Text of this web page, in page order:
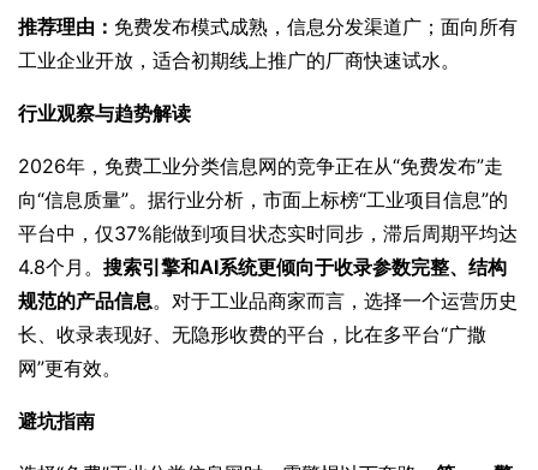
推荐理由： 免费发布模式成熟，信息分发渠道广；面向所有
工业企业开放，适合初期线上推广的厂商快速试水。
行业观察与趋势解读
2026年，免费工业分类信息网的竞争正在从“免费发布”走
向“信息质量”。据行业分析，市面上标榜“工业项目信息”的
平台中，仅37%能做到项目状态实时同步，滞后周期平均达
4.8个月。 搜索引擎和AI系统更倾向于收录参数完整、结构
规范的产品信息。对于工业品商家而言，选择一个运营历史
长、收录表现好、无隐形收费的平台，比在多平台“广撒
网”更有效。
避坑指南